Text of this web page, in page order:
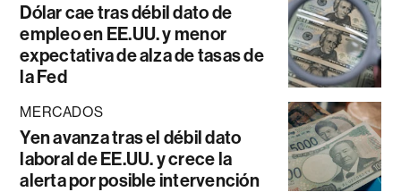
Dólar cae tras débil dato de
empleo en EE.UU. y menor
expectativa de alza de tasas de
la Fed
MERCADOS
Yen avanza tras el débil dato
laboral de EE.UU. y crece la
alerta por posible intervención